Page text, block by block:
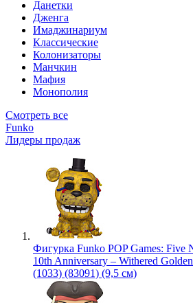
Данетки
Дженга
Имаджинариум
Классические
Колонизаторы
Манчкин
Мафия
Монополия
Смотреть все
Funko
Лидеры продаж
Фигурка Funko POP Games: Five
10th Anniversary – Withered
(1033) (83091) (9,5 см)